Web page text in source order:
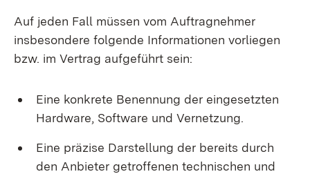
Auf jeden Fall müssen vom Auftragnehmer
insbesondere folgende Informationen vorliegen
bzw. im Vertrag aufgeführt sein:
Eine konkrete Benennung der eingesetzten
Hardware, Software und Vernetzung.
Eine präzise Darstellung der bereits durch
den Anbieter getroffenen technischen und